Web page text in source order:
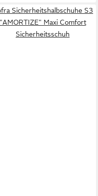
Sicherheitshalbschuhe S3
"AMORTIZE" Maxi Comfort
Sicherheitsschuh